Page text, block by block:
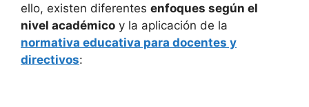
ello, existen diferentes enfoques según el
nivel académico y la aplicación de la
normativa educativa para docentes y
directivos: